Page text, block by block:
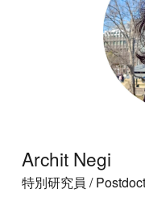
Archit Negi
特別研究員 /